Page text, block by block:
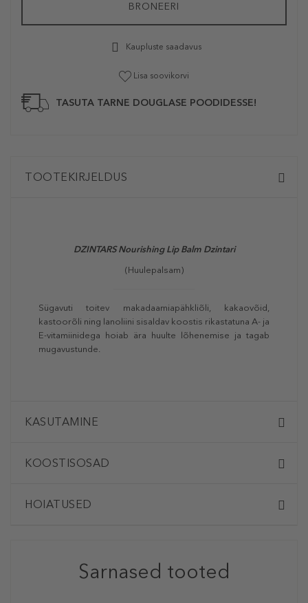
BRONEERI
Kaupluste saadavus
Lisa soovikorvi
TASUTA TARNE DOUGLASE POODIDESSE!
TOOTEKIRJELDUS
DZINTARS Nourishing Lip Balm Dzintari
(Huulepalsam)
Sügavuti toitev makadaamiapähkliõli, kakaovõid,
kastoorõli ning lanoliini sisaldav koostis rikastatuna A- ja
E-vitamiinidega hoiab ära huulte lõhenemise ja tagab
mugavustunde.
KASUTAMINE
KOOSTISOSAD
HOIATUSED
Sarnased tooted